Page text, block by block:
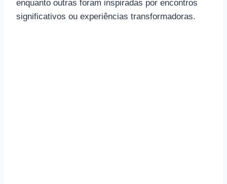
enquanto outras foram inspiradas por encontros
significativos ou experiências transformadoras.